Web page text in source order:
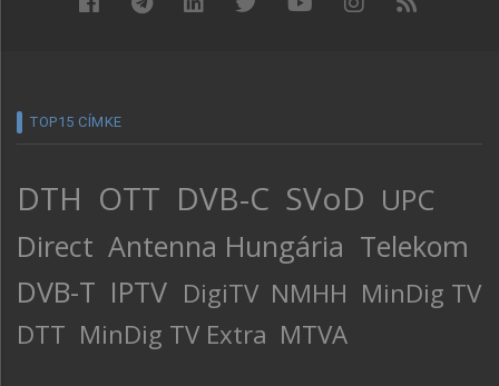
TOP15 CÍMKE
DTH OTT DVB-C SVoD UPC
Direct Antenna Hungária Telekom
DVB-T IPTV DigiTV NMHH MinDig TV
DTT MinDig TV Extra MTVA